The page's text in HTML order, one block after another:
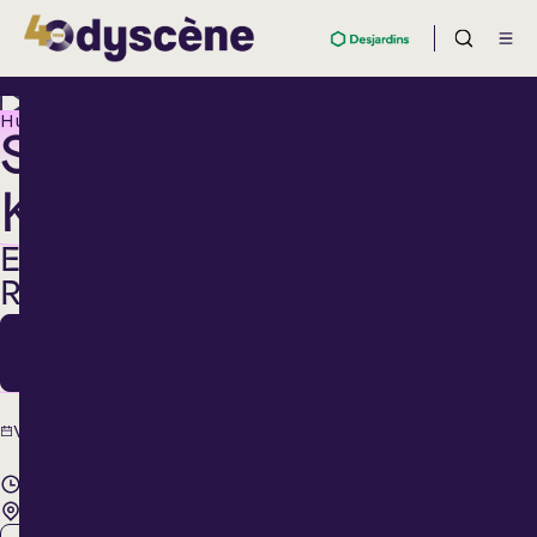
Humour
SINEM
KARA
EN
RODAGE
Vendredi